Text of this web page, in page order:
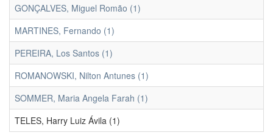
GONÇALVES, Miguel Romão (1)
MARTINES, Fernando (1)
PEREIRA, Los Santos (1)
ROMANOWSKI, Nilton Antunes (1)
SOMMER, Maria Angela Farah (1)
TELES, Harry Luiz Ávila (1)